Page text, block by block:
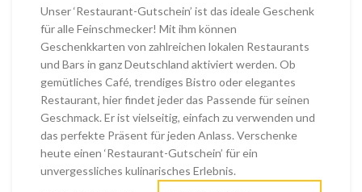
€10.00
through
€250.00
Unser ‘Restaurant-Gutschein’ ist das ideale Geschenk
für alle Feinschmecker! Mit ihm können
Geschenkkarten von zahlreichen lokalen Restaurants
und Bars in ganz Deutschland aktiviert werden. Ob
gemütliches Café, trendiges Bistro oder elegantes
Restaurant, hier findet jeder das Passende für seinen
Geschmack. Er ist vielseitig, einfach zu verwenden und
das perfekte Präsent für jeden Anlass. Verschenke
heute einen ‘Restaurant-Gutschein’ für ein
unvergessliches kulinarisches Erlebnis.